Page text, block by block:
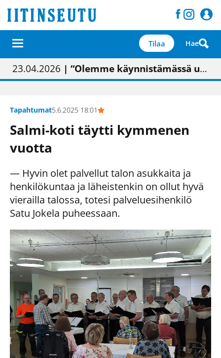
Tilaa Hae
01.02.2026 | Painon vaihtumisen pitäisi näkyä hieman parempana painojäljen laatuna lehdessä
05.02.2026 | Uudistettu kunnantalo on valoisa
23.04.2026 | “Olemme käynnistämässä uudelleen keskustavisiotyön”
09.05.2026| "Maalla on totuttu elämään omavaraisemmin kuin kaupungissa"
Tapahtumat5.6.2025 18:01
Salmi-koti täytti kymmenen
vuotta
— Hyvin olet palvellut talon asukkaita ja
henkilökuntaa ja läheistenkin on ollut hyvä
vierailla talossa, totesi palveluesihenkilö
Satu Jokela puheessaan.